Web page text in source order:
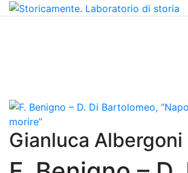
Gianluca Albergoni